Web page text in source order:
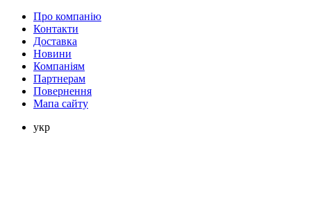
Про компанію
Контакти
Доставка
Новини
Компаніям
Партнерам
Повернення
Мапа сайту
укр